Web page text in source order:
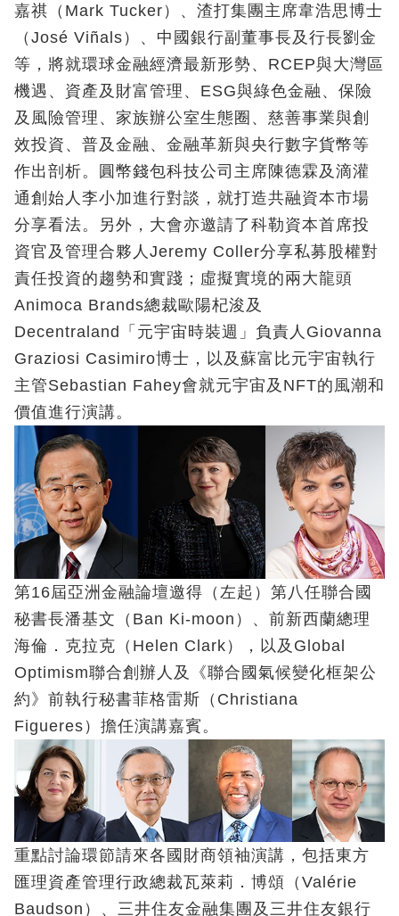
嘉祺（Mark Tucker）、渣打集團主席韋浩思博士
（José Viñals）、中國銀行副董事長及行長劉金
等，將就環球金融經濟最新形勢、RCEP與大灣區
機遇、資產及財富管理、ESG與綠色金融、保險
及風險管理、家族辦公室生態圈、慈善事業與創
效投資、普及金融、金融革新與央行數字貨幣等
作出剖析。圓幣錢包科技公司主席陳德霖及滴灌
通創始人李小加進行對談，就打造共融資本市場
分享看法。另外，大會亦邀請了科勒資本首席投
資官及管理合夥人Jeremy Coller分享私募股權對
責任投資的趨勢和實踐；虛擬實境的兩大龍頭
Animoca Brands總裁歐陽杞浚及
Decentraland「元宇宙時裝週」負責人Giovanna
Graziosi Casimiro博士，以及蘇富比元宇宙執行
主管Sebastian Fahey會就元宇宙及NFT的風潮和
價值進行演講。
第16屆亞洲金融論壇邀得（左起）第八任聯合國
秘書長潘基文（Ban Ki-moon）、前新西蘭總理
海倫．克拉克（Helen Clark），以及Global
Optimism聯合創辦人及《聯合國氣候變化框架公
約》前執行秘書菲格雷斯（Christiana
Figueres）擔任演講嘉賓。
重點討論環節請來各國財商領袖演講，包括東方
匯理資產管理行政總裁瓦萊莉．博頌（Valérie
Baudson）、三井住友金融集團及三井住友銀行